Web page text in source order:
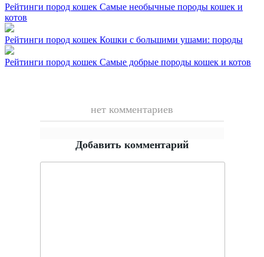
Рейтинги пород кошек Самые необычные породы кошек и
котов
Рейтинги пород кошек Кошки с большими ушами: породы
Рейтинги пород кошек Самые добрые породы кошек и котов
нет комментариев
Добавить комментарий